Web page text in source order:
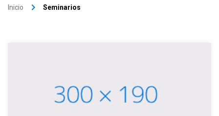
Inicio keyboard_arrow_right Seminarios